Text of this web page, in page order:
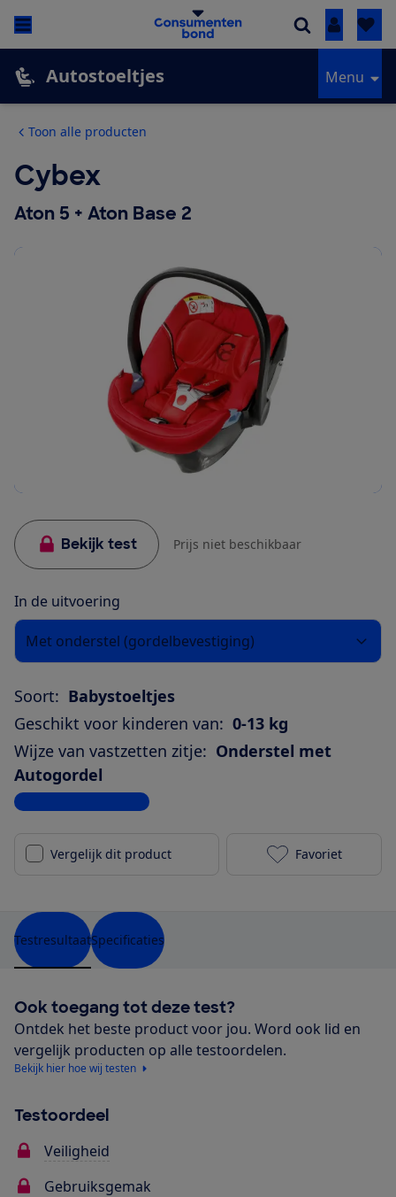
Inloggen
Autostoeltjes Menu
Toon alle producten
Cybex
Aton 5 + Aton Base 2
Bekijk test Prijs niet beschikbaar
In de uitvoering
Met onderstel (gordelbevestiging)
Soort: Babystoeltjes
Geschikt voor kinderen van: 0-13 kg
Wijze van vastzetten zitje: Onderstel met
Autogordel
Bekijk alle specificaties
Vergelijk dit product Cybex Aton
Favoriet
TestresultaatSpecificaties
Ook toegang tot deze test?
Ontdek het beste product voor jou. Word ook lid en
vergelijk producten op alle testoordelen.
Bekijk hier hoe wij testen
Testoordeel
Veiligheid
Gebruiksgemak